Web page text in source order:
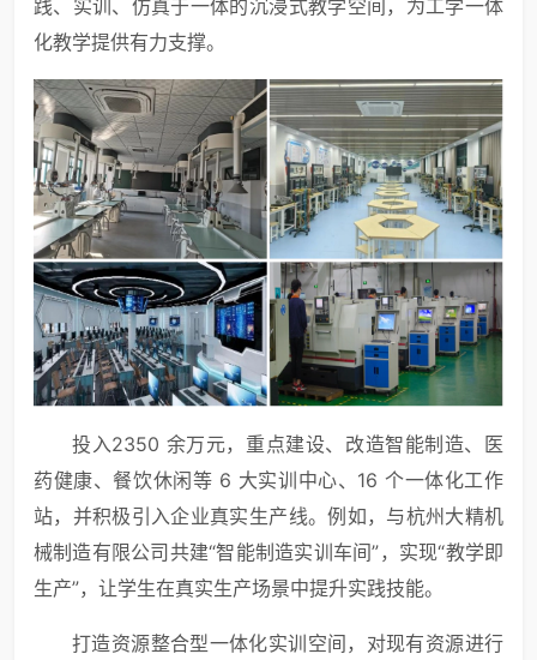
践、实训、仿真于一体的沉浸式教学空间，为工学一体
化教学提供有力支撑。
投入2350 余万元，重点建设、改造智能制造、医
药健康、餐饮休闲等 6 大实训中心、16 个一体化工作
站，并积极引入企业真实生产线。例如，与杭州大精机
械制造有限公司共建“智能制造实训车间”，实现“教学即
生产”，让学生在真实生产场景中提升实践技能。
打造资源整合型一体化实训空间，对现有资源进行